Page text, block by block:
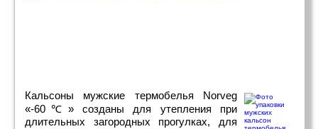
Кальсоны мужские термобелья Norveg
«-60℃» созданы для утепления при
длительных загородных прогулках, для